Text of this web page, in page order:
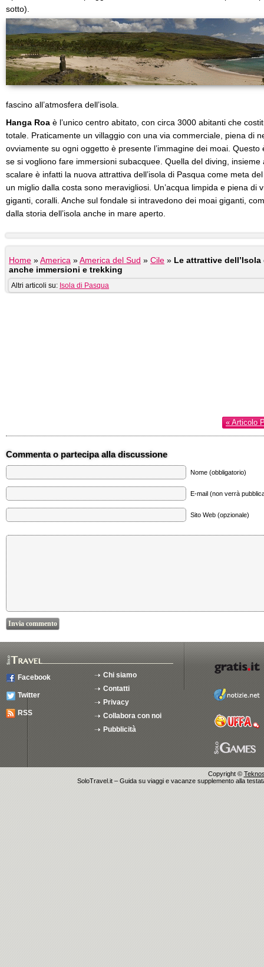
sotto).
fascino all’atmosfera dell’isola.
Hanga Roa è l’unico centro abitato, con circa 3000 abitanti che
totale. Praticamente un villaggio con una via commerciale, piena di
ovviamente su ogni oggetto è presente l’immagine dei moai.
se si vogliono fare immersioni subacquee. Quella del diving,
scalare è infatti la nuova attrattiva dell’isola di Pasqua come meta
un miglio dalla costa sono meravigliosi. Un’acqua limpida e piena di
giganti, coralli. Anche sul fondale si intravedono dei moai giganti,
dalla storia dell’isola anche in mare aperto.
Home »America »America del Sud » Cile » Le attrattive
anche immersioni e trekking
Altri articoli su: Isola di Pasqua
« Articolo
Commenta o partecipa alla discussione
Nome (obbligatorio)
E-mail (non verrà
Sito Web (opzionale)
Facebook
Twitter
RSS
Chi siamo
Contatti
Privacy
Collabora con noi
Pubblicità
Copyright ©
SoloTravel.it – Guida su viaggi e vacanze supplemento alla